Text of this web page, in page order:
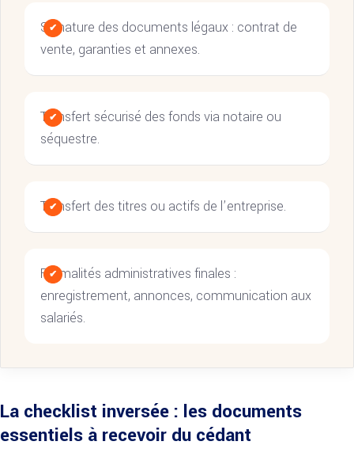
Signature des documents légaux : contrat de
vente, garanties et annexes.
Transfert sécurisé des fonds via notaire ou
séquestre.
Transfert des titres ou actifs de l’entreprise.
Formalités administratives finales :
enregistrement, annonces, communication aux
salariés.
La checklist inversée : les documents
essentiels à recevoir du cédant